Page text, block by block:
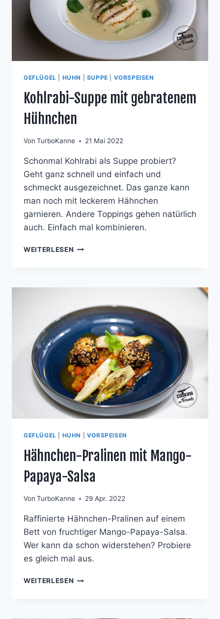
GEFLÜGEL HUHN SUPPE VORSPEISEN
Kohlrabi-Suppe mit gebratenem
Hühnchen
Von TurboKanne 21 Mai 2022
Schonmal Kohlrabi als Suppe probiert?
Geht ganz schnell und einfach und
schmeckt ausgezeichnet. Das ganze kann
man noch mit leckerem Hähnchen
garnieren. Andere Toppings gehen natürlich
auch. Einfach mal kombinieren.
WEITERLESEN KOHLRABI-
GEFLÜGEL HUHN VORSPEISEN
Hähnchen-Pralinen mit Mango-
Papaya-Salsa
Von TurboKanne 29 Apr. 2022
Raffinierte Hähnchen-Pralinen auf einem
Bett von fruchtiger Mango-Papaya-Salsa.
Wer kann da schon widerstehen? Probiere
es gleich mal aus.
WEITERLESEN HÄHNCHEN-